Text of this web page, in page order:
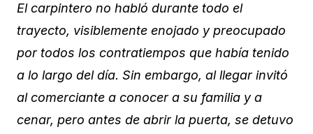
El carpintero no habló durante todo el
trayecto, visiblemente enojado y preocupado
por todos los contratiempos que había tenido
a lo largo del día. Sin embargo, al llegar invitó
al comerciante a conocer a su familia y a
cenar, pero antes de abrir la puerta, se detuvo